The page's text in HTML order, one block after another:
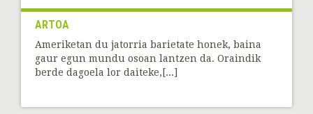
ARTOA
Ameriketan du jatorria barietate honek, baina
gaur egun mundu osoan lantzen da. Oraindik
berde dagoela lor daiteke,[...]